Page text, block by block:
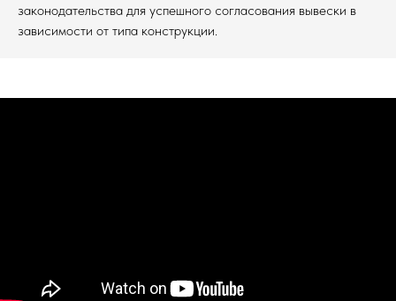
законодательства для успешного согласования вывески в
зависимости от типа конструкции.